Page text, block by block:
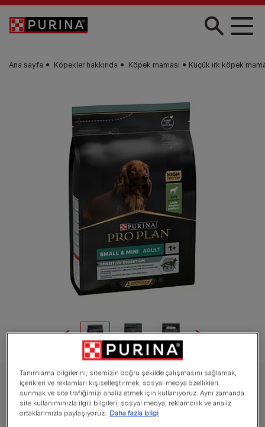
Skip to main content
Ana sayfa Köpekler hakkında Köpek maması Küçük ırk köpek
PRO PLAN® Kuru Mama
Küçük ırk köpek maması için PRO PLAN
Köpek Maması – Kuzu Etli ve Hassas
Tanımlama bilgilerini; sitemizin doğru şekilde çalışmasını sağlamak,
içerikleri ve reklamları kişiselleştirmek, sosyal medya özellikleri
sunmak ve site trafiğimizi analiz etmek için kullanıyoruz. Aynı zamanda
site kullanımınızla ilgili bilgileri; sosyal medya, reklamcılık ve analiz
ortaklarımızla paylaşıyoruz. Daha fazla bilgi